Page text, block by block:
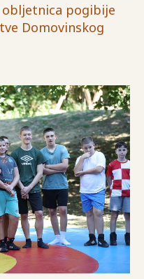
obljetnica pogibije
Domovinskog